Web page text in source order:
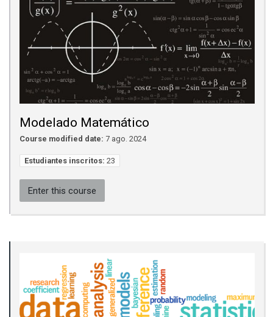
Modelado Matemático
Course modified date: 7 ago. 2024
Estudiantes inscritos: 23
Enter this course